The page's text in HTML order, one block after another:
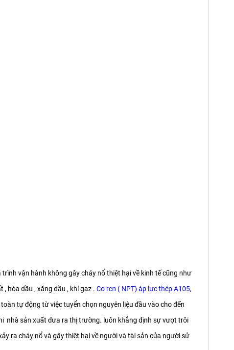
vận hành không gây cháy nổ thiệt hại về kinh tế cũng như
hóa dầu , xăng dầu , khí gaz . Co ren ( NPT) áp lực thép A105,
toàn tự động từ việc tuyển chọn nguyên liệu đầu vào cho đến
sản xuất đưa ra thị trường. luôn khẳng định sự vượt trôi
ra cháy nổ và gây thiệt hại về người và tài sản của người sử